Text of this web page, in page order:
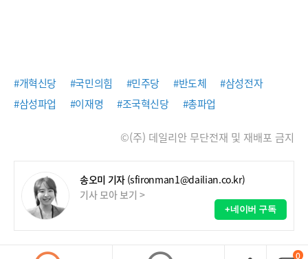
#개혁신당 #국민의힘 #민주당 #반도체
#삼성전자
#삼성파업
#이재명 #조국혁신당 #총파업
©(주) 데일리안 무단전재 및 재배포 금지
송오미 기자 (sfironman1@dailian.co.kr)
기사 모아 보기 >
+네이버 구독
0